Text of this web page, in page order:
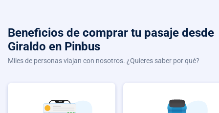
Beneficios de comprar tu pasaje desde
Giraldo en Pinbus
Miles de personas viajan con nosotros. ¿Quieres saber por qué?